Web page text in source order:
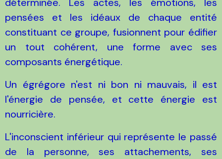
pensées et les idéaux de chaque entité
constituant ce groupe, fusionnent pour édifier
un tout cohérent, une forme avec ses
composants énergétique.
Un égrégore n'est ni bon ni mauvais, il est
l'énergie de pensée, et cette énergie est
nourricière.
L'inconscient inférieur qui représente le passé
de la personne, ses attachements, ses